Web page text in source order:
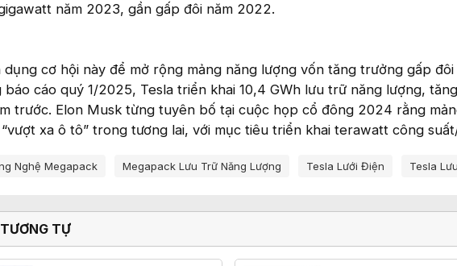
năm 2023, gần gấp đôi năm 2022.
dụng cơ hội này để mở rộng mảng năng lượng vốn tăng trưởng gấp đôi
báo cáo quý 1/2025, Tesla triển khai 10,4 GWh lưu trữ năng lượng,
trước. Elon Musk từng tuyên bố tại cuộc họp cổ đông 2024 rằng
xa ô tô” trong tương lai, với mục tiêu triển khai terawatt công
Nghệ Megapack Megapack Lưu Trữ Năng Lượng Tesla Lưới Điện Tesla
TỰ